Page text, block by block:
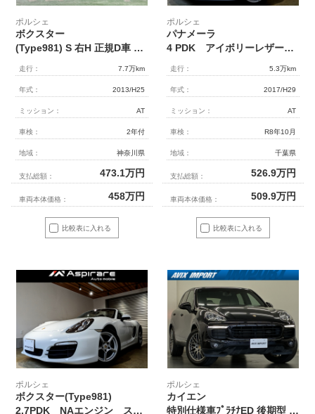
比較表に入れる
ポルシェ
ボクスター
(Type981) S 右H 正規D車 7速PDK 黒幌 ｽﾎﾟｰﾂｸﾛﾉPKG ﾍﾞｰｼﾞｭ革 ｼｰﾄﾋｰﾀｰ 社外ﾅﾋﾞ地ﾃﾞｼﾞ BOSE PAS ﾊﾞｲｷｾﾉﾝHL 電動格納ﾐﾗｰ ｽﾎﾟｰﾂﾃｰﾙﾊﾟｲﾌﾟ 赤ｷｬﾘﾊﾟｰ 純正19ｲﾝﾁAW 禁煙
走行： 7.7万km
年式： 2013/H25
ミッション： AT
車検： 2年付
地域： 神奈川県
支払総額： 473.1万円
車両本体価格： 458万円
比較表に入れる
ポルシェ
パナメーラ
4 PDK アイボリーレザーシート ポルシェエントリードライブ シートヒーター メモリー付きパワーシート PASMエアサスペンション LEDヘッドライト 19インチアルミホイール
走行： 5.3万km
年式： 2017/H29
ミッション： AT
車検： R8年10月
地域： 千葉県
支払総額： 526.9万円
車両本体価格： 509.9万円
ポルシェ
ボクスター(Type981)
2.7PDK NAエンジン スポーツデザインステアリング ブラックハーフレザーシート シートヒーター レッドソフトトップ ナビTV リアカメラ キセノンヘッドライト
ポルシェ
カイエン
特別仕様車ﾌﾟﾗﾁﾅED 後期型 右H正規D車 黒半革 ｸﾚｽﾄｴﾝﾎﾞｽ加工 8Wayﾊﾟﾜｰｼｰﾄ ｼｰﾄﾋｰﾀｰ ｱﾅﾛｸﾞ時計 PCMﾅﾋﾞ BOSE Bｶﾒﾗ＆PAS ｸﾙｺﾝ ﾊﾞｲｷｾﾉﾝHL(PDLS) 電動Rｹﾞｰﾄ PASM 純正20ｲﾝﾁAW 禁煙 1ｵｰﾅｰ